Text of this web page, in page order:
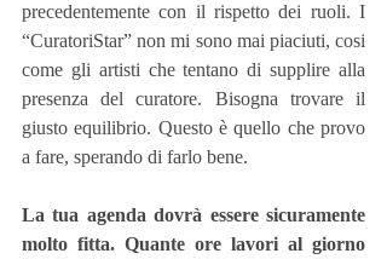
precedentemente con il rispetto dei ruoli. I
“CuratoriStar” non mi sono mai piaciuti, cosi
come gli artisti che tentano di supplire alla
presenza del curatore. Bisogna trovare il
giusto equilibrio. Questo è quello che provo
a fare, sperando di farlo bene.
La tua agenda dovrà essere sicuramente
molto fitta. Quante ore lavori al giorno